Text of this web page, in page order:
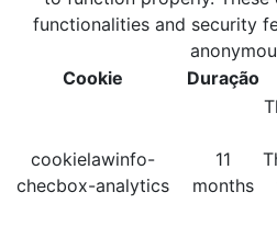
functionalities and security
Cookie
Duração
cookielawinfo-
checbox-analytics
11
months